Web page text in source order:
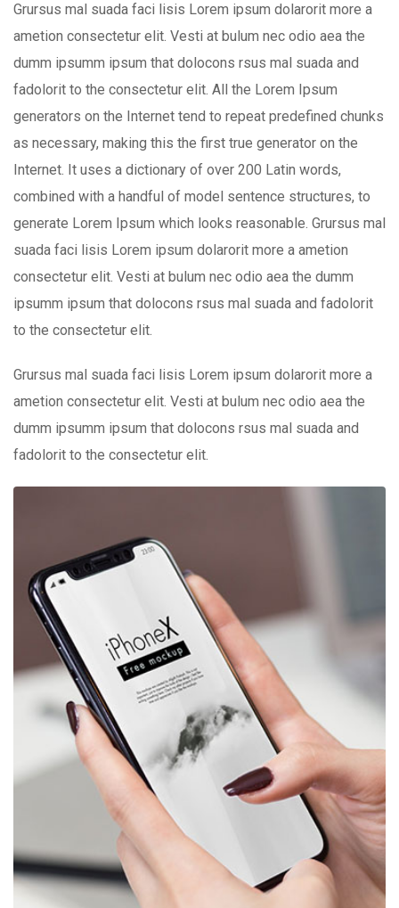
Grursus mal suada faci lisis Lorem ipsum dolarorit more a
ametion consectetur elit. Vesti at bulum nec odio aea the
dumm ipsumm ipsum that dolocons rsus mal suada and
fadolorit to the consectetur elit. All the Lorem Ipsum
generators on the Internet tend to repeat predefined chunks
as necessary, making this the first true generator on the
Internet. It uses a dictionary of over 200 Latin words,
combined with a handful of model sentence structures, to
generate Lorem Ipsum which looks reasonable. Grursus mal
suada faci lisis Lorem ipsum dolarorit more a ametion
consectetur elit. Vesti at bulum nec odio aea the dumm
ipsumm ipsum that dolocons rsus mal suada and fadolorit
to the consectetur elit.
Grursus mal suada faci lisis Lorem ipsum dolarorit more a
ametion consectetur elit. Vesti at bulum nec odio aea the
dumm ipsumm ipsum that dolocons rsus mal suada and
fadolorit to the consectetur elit.